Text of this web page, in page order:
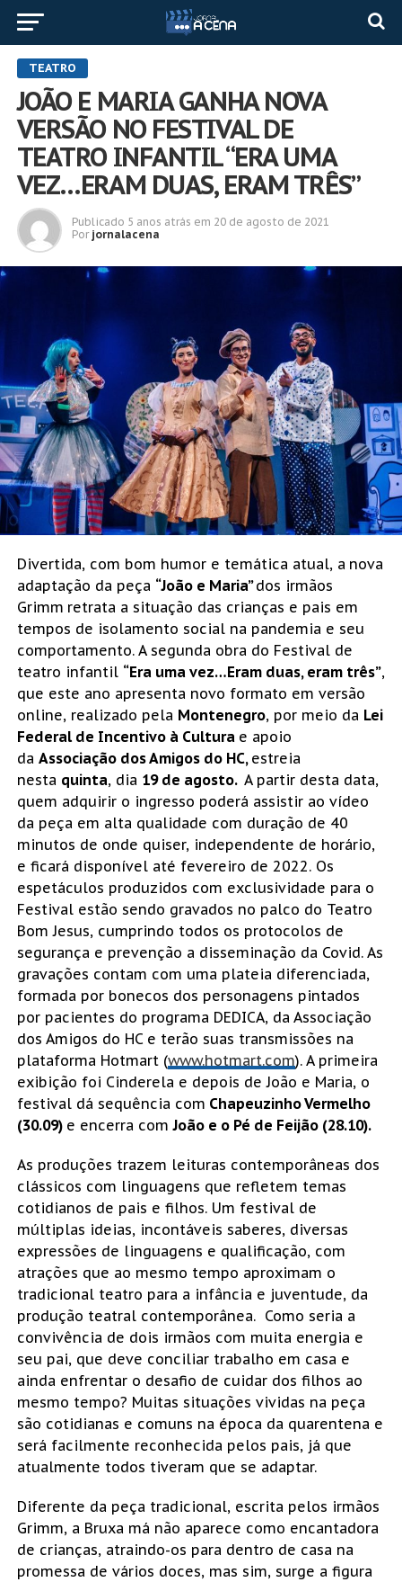
TEATRO
JOÃO E MARIA GANHA NOVA
VERSÃO NO FESTIVAL DE
TEATRO INFANTIL “ERA UMA
VEZ…ERAM DUAS, ERAM TRÊS”
Publicado 5 anos atrás em 20 de agosto de 2021
Por jornalacena
Divertida, com bom humor e temática atual, a nova
adaptação da peça “João e Maria”dos irmãos
Grimm retrata a situação das crianças e pais em
tempos de isolamento social na pandemia e seu
comportamento. A segunda obra do Festival de
teatro infantil “Era uma vez…Eram duas, eram três”,
que este ano apresenta novo formato em versão
online, realizado pela Montenegro, por meio da Lei
Federal de Incentivo à Cultura e apoio
da Associação dos Amigos do HC, estreia
nesta quinta, dia 19 de agosto. A partir desta data,
quem adquirir o ingresso poderá assistir ao vídeo
da peça em alta qualidade com duração de 40
minutos de onde quiser, independente de horário,
e ficará disponível até fevereiro de 2022. Os
espetáculos produzidos com exclusividade para o
Festival estão sendo gravados no palco do Teatro
Bom Jesus, cumprindo todos os protocolos de
segurança e prevenção a disseminação da Covid. As
gravações contam com uma plateia diferenciada,
formada por bonecos dos personagens pintados
por pacientes do programa DEDICA, da Associação
dos Amigos do HC e terão suas transmissões na
plataforma Hotmart (www.hotmart.com). A primeira
exibição foi Cinderela e depois de João e Maria, o
festival dá sequência com Chapeuzinho Vermelho
(30.09) e encerra comJoão e o Pé de Feijão (28.10).
As produções trazem leituras contemporâneas dos
clássicos com linguagens que refletem temas
cotidianos de pais e filhos. Um festival de
múltiplas ideias, incontáveis saberes, diversas
expressões de linguagens e qualificação, com
atrações que ao mesmo tempo aproximam o
tradicional teatro para a infância e juventude, da
produção teatral contemporânea. Como seria a
convivência de dois irmãos com muita energia e
seu pai, que deve conciliar trabalho em casa e
ainda enfrentar o desafio de cuidar dos filhos ao
mesmo tempo? Muitas situações vividas na peça
são cotidianas e comuns na época da quarentena e
será facilmente reconhecida pelos pais, já que
atualmente todos tiveram que se adaptar.
Diferente da peça tradicional, escrita pelos irmãos
Grimm, a Bruxa má não aparece como encantadora
de crianças, atraindo-os para dentro de casa na
promessa de vários doces, mas sim, surge a figura